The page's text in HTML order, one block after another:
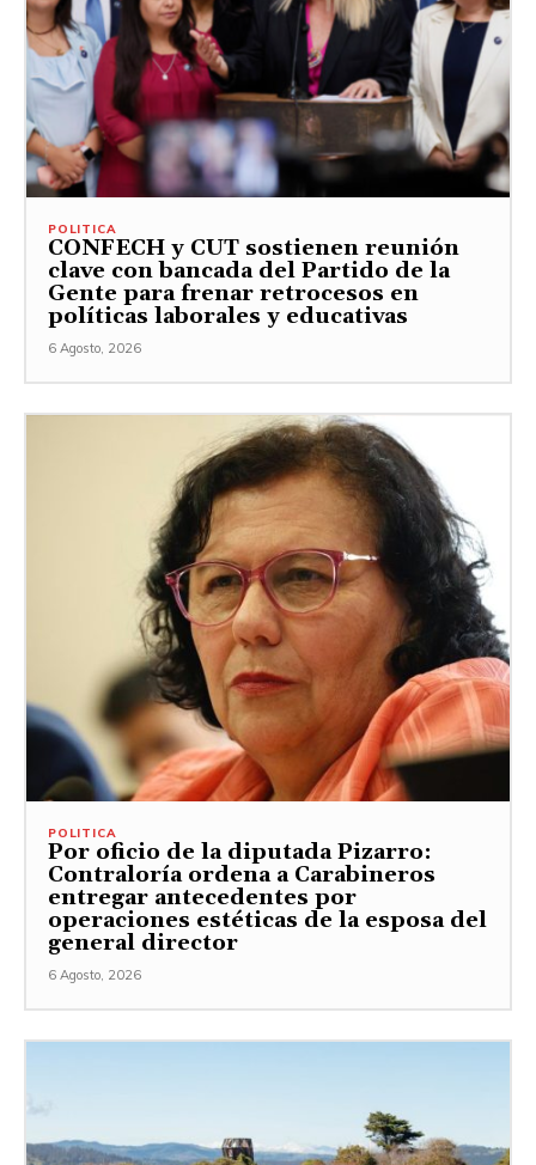
POLITICA
CONFECH y CUT sostienen reunión
clave con bancada del Partido de la
Gente para frenar retrocesos en
políticas laborales y educativas
6 Agosto, 2026
POLITICA
Por oficio de la diputada Pizarro:
Contraloría ordena a Carabineros
entregar antecedentes por
operaciones estéticas de la esposa del
general director
6 Agosto, 2026